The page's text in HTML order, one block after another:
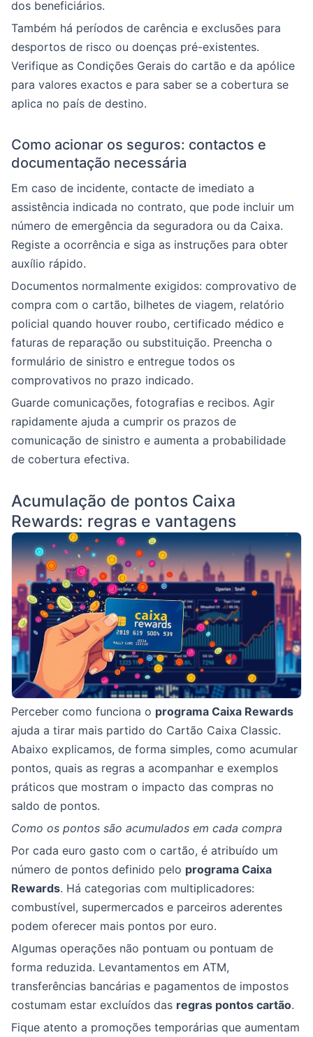
dos beneficiários.
Também há períodos de carência e exclusões para
desportos de risco ou doenças pré-existentes.
Verifique as Condições Gerais do cartão e da apólice
para valores exactos e para saber se a cobertura se
aplica no país de destino.
Como acionar os seguros: contactos e
documentação necessária
Em caso de incidente, contacte de imediato a
assistência indicada no contrato, que pode incluir um
número de emergência da seguradora ou da Caixa.
Registe a ocorrência e siga as instruções para obter
auxílio rápido.
Documentos normalmente exigidos: comprovativo de
compra com o cartão, bilhetes de viagem, relatório
policial quando houver roubo, certificado médico e
faturas de reparação ou substituição. Preencha o
formulário de sinistro e entregue todos os
comprovativos no prazo indicado.
Guarde comunicações, fotografias e recibos. Agir
rapidamente ajuda a cumprir os prazos de
comunicação de sinistro e aumenta a probabilidade
de cobertura efectiva.
Acumulação de pontos Caixa
Rewards: regras e vantagens
Perceber como funciona o programa Caixa Rewards
ajuda a tirar mais partido do Cartão Caixa Classic.
Abaixo explicamos, de forma simples, como acumular
pontos, quais as regras a acompanhar e exemplos
práticos que mostram o impacto das compras no
saldo de pontos.
Como os pontos são acumulados em cada compra
Por cada euro gasto com o cartão, é atribuído um
número de pontos definido pelo programa Caixa
Rewards. Há categorias com multiplicadores:
combustível, supermercados e parceiros aderentes
podem oferecer mais pontos por euro.
Algumas operações não pontuam ou pontuam de
forma reduzida. Levantamentos em ATM,
transferências bancárias e pagamentos de impostos
costumam estar excluídos das regras pontos cartão.
Fique atento a promoções temporárias que aumentam